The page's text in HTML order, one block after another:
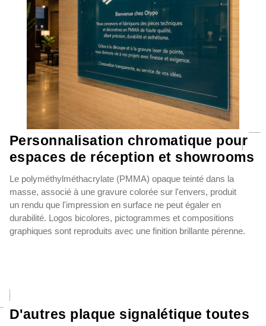
Personnalisation chromatique pour
espaces de réception et showrooms
Le polyméthylméthacrylate (PMMA) opaque teinté dans la
masse, associé à une gravure colorée sur l'envers, produit
un rendu que l'impression en surface ne peut égaler en
durabilité. Logos bicolores, pictogrammes et compositions
graphiques sont reproduits avec une finition brillante pérenne.
D'autres plaque signalétique toutes